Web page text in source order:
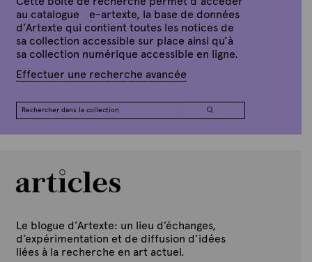
au catalogue e-artexte, la base de données
d’Artexte qui contient toutes les notices de
sa collection accessible sur place ainsi qu’à
sa collection numérique accessible en ligne.
Effectuer une recherche avancée
Le blogue d’Artexte: un lieu d’échanges,
d’expérimentation et de diffusion d’idées
liées à la recherche en art actuel.